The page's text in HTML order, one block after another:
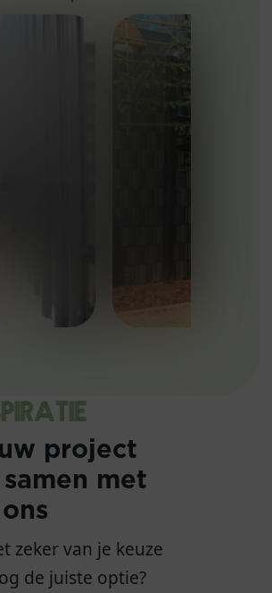
project
met
ons
zeker van je keuze
de juiste optie?